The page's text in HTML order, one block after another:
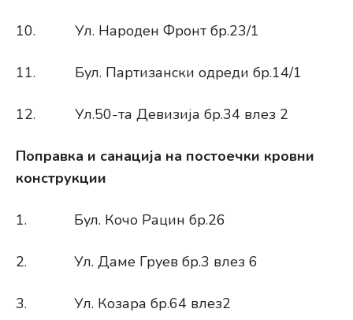
10. Ул. Народен Фронт бр.23/1
11. Бул. Партизански одреди бр.14/1
12. Ул.50-та Девизија бр.34 влез 2
Поправка и санација на постоечки кровни
конструкции
1. Бул. Кочо Рацин бр.26
2. Ул. Даме Груев бр.3 влез 6
3. Ул. Козара бр.64 влез2